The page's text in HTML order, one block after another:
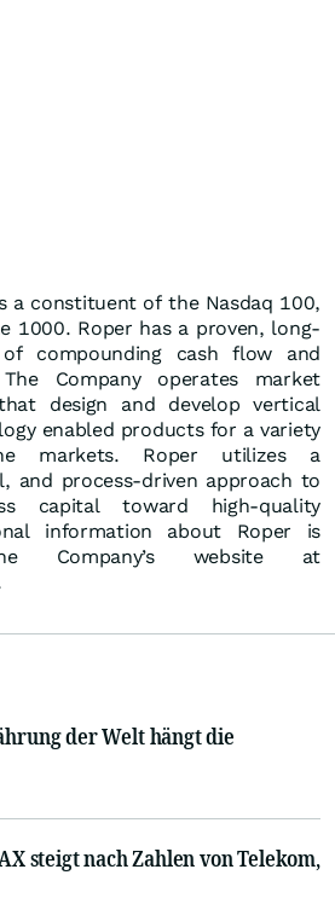
a constituent of the Nasdaq 100,
1000. Roper has a proven, long-
compounding cash flow and
Company operates market
design and develop vertical
enabled products for a variety
markets. Roper utilizes a
and process-driven approach to
capital toward high-quality
information about Roper is
Company’s website at
der Welt hängt die
steigt nach Zahlen von Telekom,